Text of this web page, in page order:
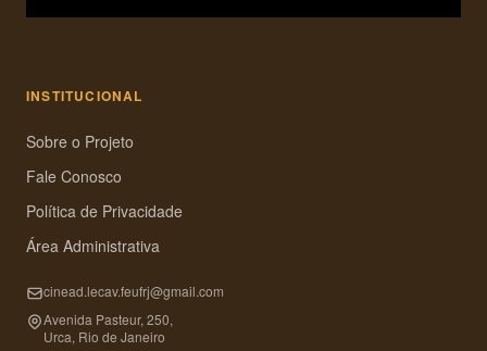
INSTITUCIONAL
Sobre o Projeto
Fale Conosco
Política de Privacidade
Área Administrativa
cinead.lecav.feufrj@gmail.com
Avenida Pasteur, 250,
Urca, Rio de Janeiro